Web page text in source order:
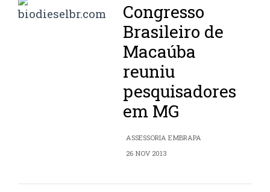
Congresso
Brasileiro de
Macaúba
reuniu
pesquisadores
em MG
ASSESSORIA EMBRAPA
26 NOV 2013